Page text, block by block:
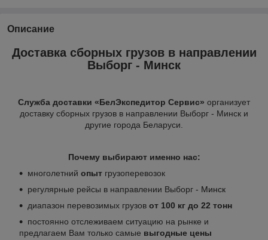
Описание
Доставка сборных грузов в направлении
Выборг - Минск
Служба доставки «БелЭкспедитор Сервис» организует
доставку сборных грузов в направлении Выборг - Минск и
другие города Беларуси.
Почему выбирают именно нас:
многолетний опыт грузоперевозок
регулярные рейсы в направлении Выборг - Минск
диапазон перевозимых грузов от 100 кг до 22 тонн
постоянно отслеживаем ситуацию на рынке и
предлагаем Вам только самые выгодные цены